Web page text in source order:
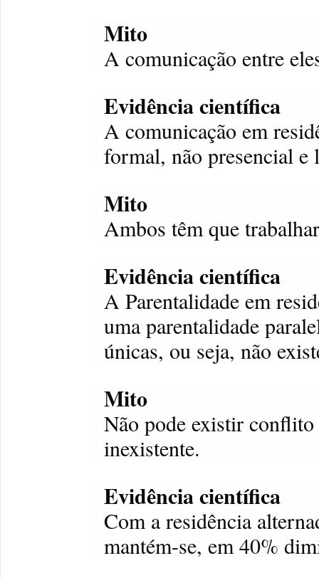
Mito
A comunicação entre
Evidência científica
A comunicação em
formal, não presencial e
Mito
Ambos têm que
Evidência científica
A Parentalidade em
uma parentalidade
únicas, ou seja, não
Mito
Não pode existir conflito
inexistente.
Evidência científica
Com a residência
mantém-se, em 40%